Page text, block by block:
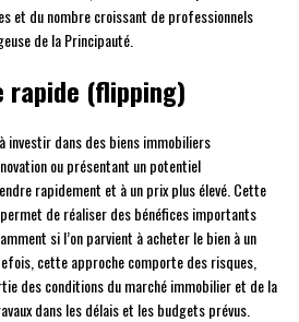
et du nombre croissant de professionnels
de la Principauté.
rapide (flipping)
investir dans des biens immobiliers
ou présentant un potentiel
rapidement et à un prix plus élevé. Cette
, permet de réaliser des bénéfices importants
si l’on parvient à acheter le bien à un
cette approche comporte des risques,
des conditions du marché immobilier et de la
dans les délais et les budgets prévus.